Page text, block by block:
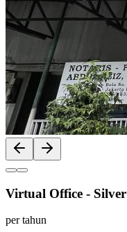
Previous slide
Virtual Office - Silver
pertahun